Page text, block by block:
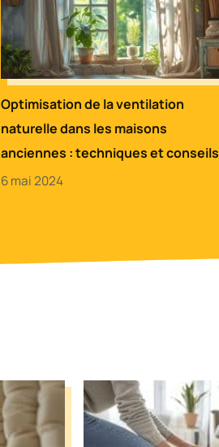
Optimisation de la ventilation
naturelle dans les maisons
anciennes : techniques et conseils
6 mai 2024